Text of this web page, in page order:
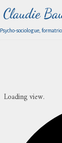
Psycho-sociologue,
Loading view.